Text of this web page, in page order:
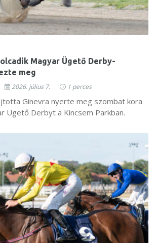
Magyar Ügető Derby-
meg
2026. július 7. 1 perces
Ginevra nyerte meg szombat kora
Ügető Derbyt a Kincsem Parkban.